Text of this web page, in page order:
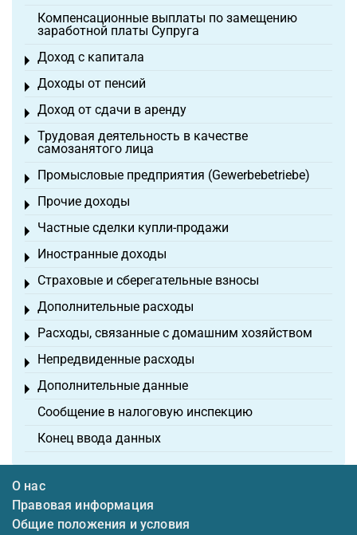
Компенсационные выплаты по замещению
заработной платы Супруга
Доход с капитала
Toggle menu
Доходы от пенсий
Toggle menu
Доход от сдачи в аренду
Toggle menu
Трудовая деятельность в качестве
самозанятого лица
Toggle menu
Промысловые предприятия (Gewerbebetriebe)
Toggle menu
Прочие доходы
Toggle menu
Частные сделки купли-продажи
Toggle menu
Иностранные доходы
Toggle menu
Страховые и сберегательные взносы
Toggle menu
Дополнительные расходы
Toggle menu
Расходы, связанные с домашним хозяйством
Toggle menu
Непредвиденные расходы
Toggle menu
Дополнительные данные
Toggle menu
Сообщение в налоговую инспекцию
Конец ввода данных
О нас
Правовая информация
Общие положения и условия